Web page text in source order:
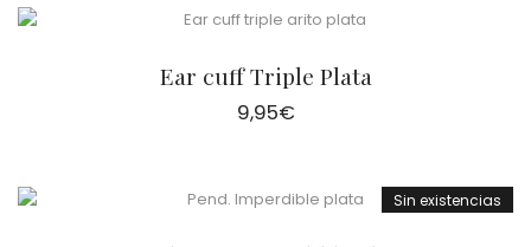
Ear cuff Triple Plata
9,95€
Sin existencias